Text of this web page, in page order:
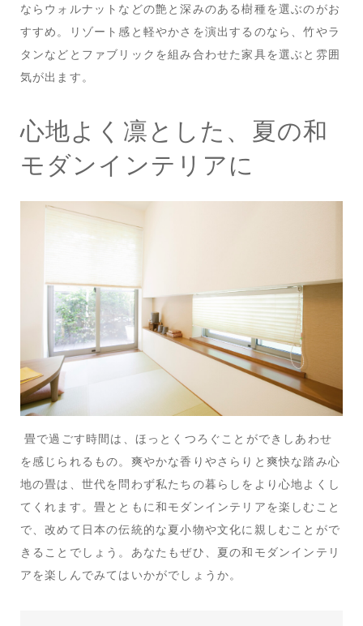
ならウォルナットなどの艶と深みのある樹種を選ぶのがお
すすめ。リゾート感と軽やかさを演出するのなら、竹やラ
タンなどとファブリックを組み合わせた家具を選ぶと雰囲
気が出ます。
心地よく凛とした、夏の和
モダンインテリアに
畳で過ごす時間は、ほっとくつろぐことができしあわせ
を感じられるもの。爽やかな香りやさらりと爽快な踏み心
地の畳は、世代を問わず私たちの暮らしをより心地よくし
てくれます。畳とともに和モダンインテリアを楽しむこと
で、改めて日本の伝統的な夏小物や文化に親しむことがで
きることでしょう。あなたもぜひ、夏の和モダンインテリ
アを楽しんでみてはいかがでしょうか。